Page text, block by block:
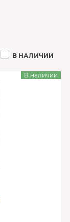
В НАЛИЧИИ
В наличии